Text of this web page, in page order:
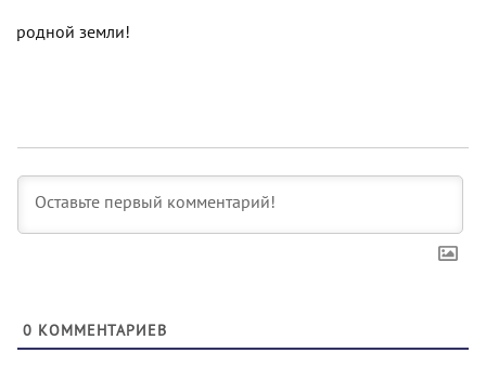
родной земли!
0 КОММЕНТАРИЕВ